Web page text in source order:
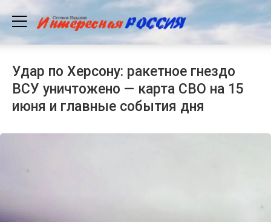
Удар по Херсону: ракетное гнездо
ВСУ уничтожено — карта СВО на 15
июня и главные события дня